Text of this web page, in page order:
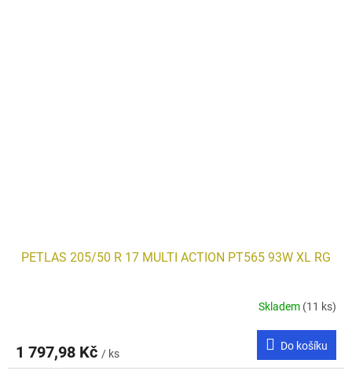
PETLAS 205/50 R 17 MULTI ACTION PT565 93W XL RG
Skladem (11 ks)
1 797,98 Kč / ks
Do košíku